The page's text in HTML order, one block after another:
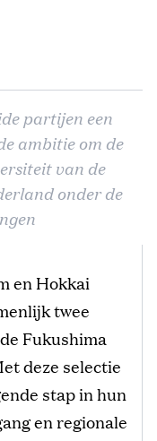
partijen een
ambitie om de
van de
onder de
en Hokkai
twee
Fukushima
deze selectie
stap in hun
en regionale